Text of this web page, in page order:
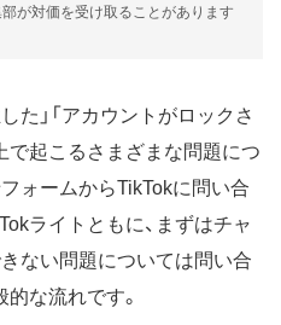
が対価を受け取ることがあります
た」「アカウントがロックさ
で起こるさまざまな問題につ
ォームからTikTokに問い合
ライトともに、まずはチャ
ない問題については問い合
な流れです。